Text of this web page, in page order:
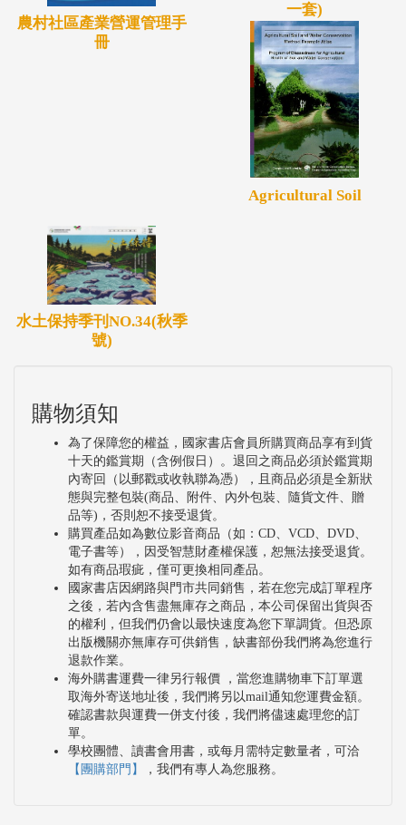
農村社區產業營運管理手
冊
一套)
Agricultural Soil
水土保持季刊NO.34(秋季
號)
購物須知
為了保障您的權益，國家書店會員所購買商品享有到貨
十天的鑑賞期（含例假日）。退回之商品必須於鑑賞期
內寄回（以郵戳或收執聯為憑），且商品必須是全新狀
態與完整包裝(商品、附件、內外包裝、隨貨文件、贈
品等)，否則恕不接受退貨。
購買產品如為數位影音商品（如：CD、VCD、DVD、
電子書等），因受智慧財產權保護，恕無法接受退貨。
如有商品瑕疵，僅可更換相同產品。
國家書店因網路與門市共同銷售，若在您完成訂單程序
之後，若內含售盡無庫存之商品，本公司保留出貨與否
的權利，但我們仍會以最快速度為您下單調貨。但恐原
出版機關亦無庫存可供銷售，缺書部份我們將為您進行
退款作業。
海外購書運費一律另行報價 ，當您進購物車下訂單選
取海外寄送地址後，我們將另以mail通知您運費金額。
確認書款與運費一併支付後，我們將儘速處理您的訂
單。
學校團體、讀書會用書，或每月需特定數量者，可洽
【團購部門】
，我們有專人為您服務。